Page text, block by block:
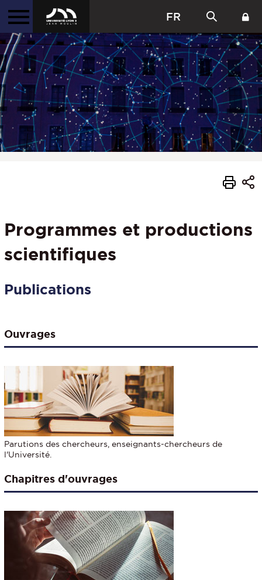
FR
Programmes et productions
scientifiques
Publications
Ouvrages
Parutions des chercheurs, enseignants-chercheurs de
l'Université.
Chapitres d'ouvrages